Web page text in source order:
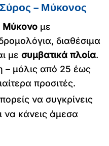
Σύρος – Μύκονος
Μύκονο με
διαθέσιμα
με συμβατικά πλοία.
– μόλις από 25 έως
προσιτές.
να συγκρίνεις
να κάνεις άμεσα